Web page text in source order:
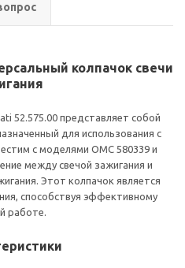
колпачок свечи
52.575.00 представляет собой
для использования с
с моделями OMC 580339 и
между свечой зажигания и
Этот колпачок является
способствуя эффективному
работе.